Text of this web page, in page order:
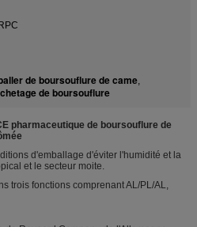
de boursouflure de came,
de boursouflure
pharmaceutique de boursouflure de
d'emballage d'éviter l'humidité et la
et le secteur moite.
trois fonctions comprenant AL/PL/AL,